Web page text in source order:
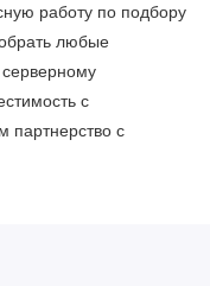
работу по подбору
любые
с
партнерство с
ошибки даже